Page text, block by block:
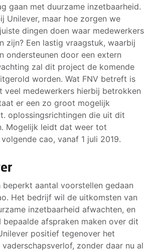
gaan met duurzame inzetbaarheid.
Unilever, maar hoe zorgen we
dingen doen waar medewerkers
zijn? Een lastig vraagstuk, waarbij
ondersteunen door een extern
zal dit project de komende
worden. Wat FNV betreft is
veel medewerkers hierbij betrokken
er een zo groot mogelijk
oplossingsrichtingen die uit dit
Mogelijk leidt dat weer tot
cao, vanaf 1 juli 2019.
beperkt aantal voorstellen gedaan
Het bedrijf wil de uitkomsten van
inzetbaarheid afwachten, en
bepaalde afspraken maken over dit
positief tegenover het
zonder daar nu al